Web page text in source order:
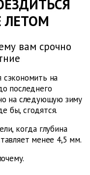
ЛЕТОМ
вам срочно
на
последнего
на следующую зиму
бы, сгодятся.
когда глубина
менее 4,5 мм.